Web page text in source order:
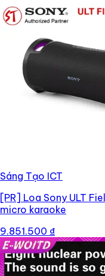
Sáng Tạo ICT
[PR] Loa Sony ULT
micro karaoke
9.851.500 ₫